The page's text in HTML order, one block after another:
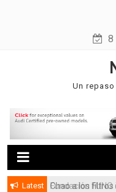
8
Un
Latest
Chao a los
Fundación